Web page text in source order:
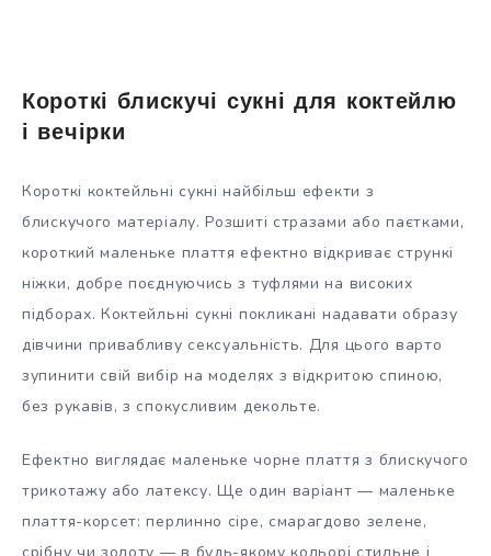
Короткі блискучі сукні для коктейлю
і вечірки
Короткі коктейльні сукні найбільш ефекти з
блискучого матеріалу. Розшиті стразами або паєтками,
короткий маленьке плаття ефектно відкриває стрункі
ніжки, добре поєднуючись з туфлями на високих
підборах. Коктейльні сукні покликані надавати образу
дівчини привабливу сексуальність. Для цього варто
зупинити свій вибір на моделях з відкритою спиною,
без рукавів, з спокусливим декольте.
Ефектно виглядає маленьке чорне плаття з блискучого
трикотажу або латексу. Ще один варіант — маленьке
плаття-корсет: перлинно сіре, смарагдово зелене,